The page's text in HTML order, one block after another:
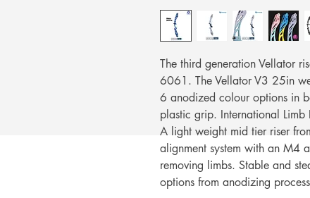
The third generation Vellator
6061. The Vellator V3 25in
6 anodized colour options in
plastic grip. International Limb
A light weight mid tier riser
alignment system with an M4
removing limbs. Stable and
options from anodizing